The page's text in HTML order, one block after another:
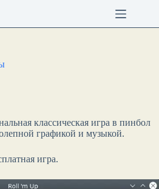
классическая игра в пинбол
графикой и музыкой.
игра.